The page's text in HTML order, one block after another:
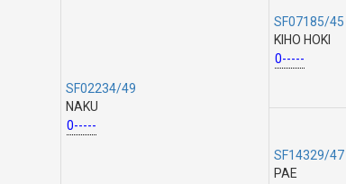
SF02234/49
NAKU
0-----
SF07185/45
KIHO HOKI
0-----
SF14329/47
PAE